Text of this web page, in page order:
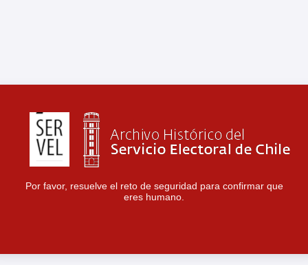
Por favor, resuelve el reto de seguridad para confirmar que
eres humano.